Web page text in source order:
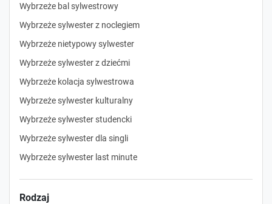
Wybrzeże bal sylwestrowy
Wybrzeże sylwester z noclegiem
Wybrzeże nietypowy sylwester
Wybrzeże sylwester z dziećmi
Wybrzeże kolacja sylwestrowa
Wybrzeże sylwester kulturalny
Wybrzeże sylwester studencki
Wybrzeże sylwester dla singli
Wybrzeże sylwester last minute
Rodzaj